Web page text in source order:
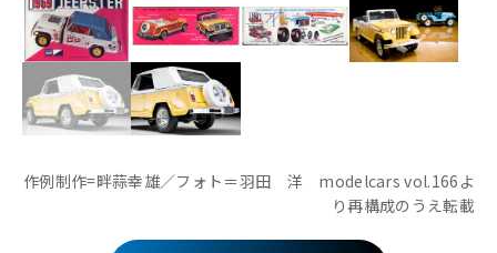
作例制作=畔蒜幸雄／フォト＝羽田 洋 modelcars vol.166よ
り再構成のうえ転載